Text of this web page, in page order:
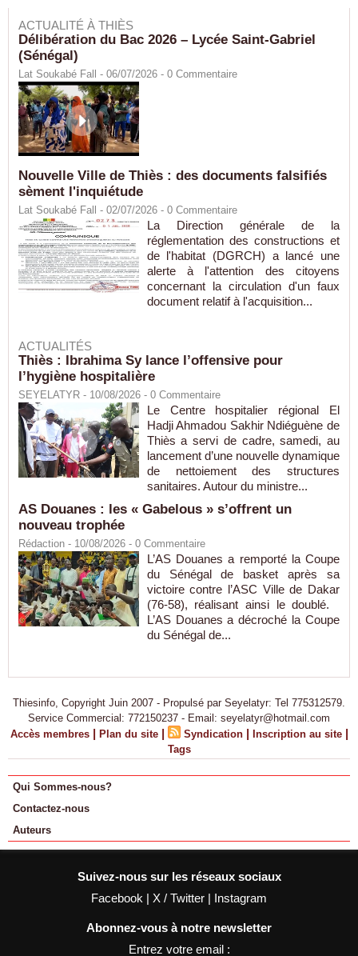
ACTUALITÉ À THIÈS
Délibération du Bac 2026 – Lycée Saint-Gabriel
(Sénégal)
Lat Soukabé Fall - 06/07/2026 - 0 Commentaire
Nouvelle Ville de Thiès : des documents falsifiés
sèment l'inquiétude
Lat Soukabé Fall - 02/07/2026 - 0 Commentaire
La Direction générale de la
réglementation des constructions et
de l'habitat (DGRCH) a lancé une
alerte à l'attention des citoyens
concernant la circulation d'un faux
document relatif à l'acquisition...
ACTUALITÉS
Thiès : Ibrahima Sy lance l’offensive pour
l’hygiène hospitalière
SEYELATYR - 10/08/2026 - 0 Commentaire
Le Centre hospitalier régional El
Hadji Ahmadou Sakhir Ndiéguène de
Thiès a servi de cadre, samedi, au
lancement d’une nouvelle dynamique
de nettoiement des structures
sanitaires. Autour du ministre...
AS Douanes : les « Gabelous » s’offrent un
nouveau trophée
Rédaction - 10/08/2026 - 0 Commentaire
L’AS Douanes a remporté la Coupe
du Sénégal de basket après sa
victoire contre l’ASC Ville de Dakar
(76-58), réalisant ainsi le doublé.
L’AS Douanes a décroché la Coupe
du Sénégal de...
Thiesinfo, Copyright Juin 2007 - Propulsé par Seyelatyr: Tel 775312579.
Service Commercial: 772150237 - Email: seyelatyr@hotmail.com
Accès membres | Plan du site | Syndication | Inscription au site |
Tags
Qui Sommes-nous?
Contactez-nous
Auteurs
Suivez-nous sur les réseaux sociaux
Facebook | X / Twitter | Instagram
Abonnez-vous à notre newsletter
Entrez votre email :